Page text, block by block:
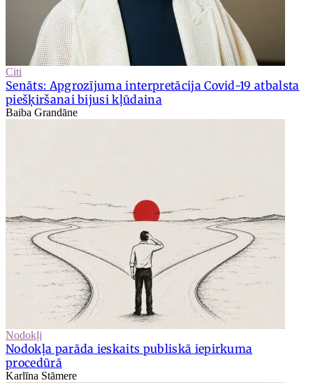
Citi
Senāts: Apgrozījuma interpretācija Covid-19 atbalsta
piešķiršanai bijusi kļūdaina
Baiba Grandāne
Nodokļi
Nodokļa parāda ieskaits publiskā iepirkuma
procedūrā
Karlīna Stāmere